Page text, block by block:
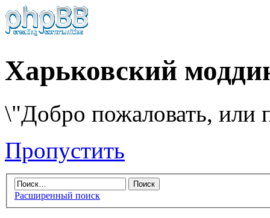
Харьковский
\"Добро пожаловать, или
Пропустить
Расширенный поиск